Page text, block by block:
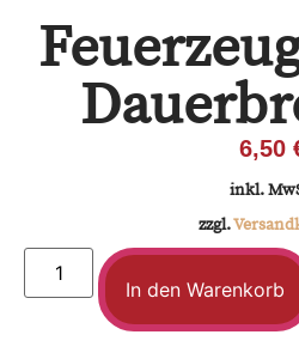
6,50
inkl.
zzgl.
In den Warenkorb